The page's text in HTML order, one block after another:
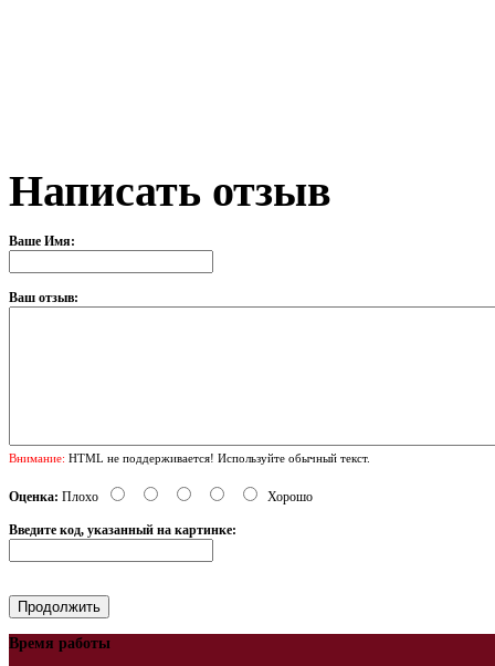
Написать отзыв
Ваше Имя:
Ваш отзыв:
Внимание: HTML не поддерживается! Используйте обычный текст.
Оценка: Плохо Хорошо
Введите код, указанный на картинке:
Время работы